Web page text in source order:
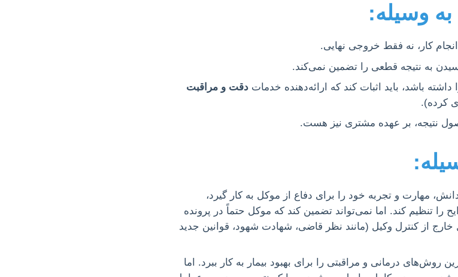
وسیله:
کار، نه فقط خروجی نهایی.
به نتیجه قطعی را تضمین نمی‌کند.
باشد، باید اثبات کند که ارائه‌دهنده خدمات دقت و مراقبت
کرده).
نتیجه، بر عهده مشتری نیز هست.
مهارت و تجربه خود را برای دفاع از موکل به کار گیرد،
را تنظیم کند. اما نمی‌تواند تضمین کند که موکل حتماً در پرونده
خارج از کنترل وکیل (مانند نظر قاضی، شهادت شهود، قوانین جدید
درمانی و مراقبتی را برای بهبود بیمار به کار ببرد. اما